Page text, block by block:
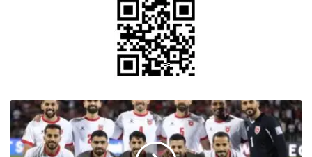
"النشامى"
يواجه
كوريا
الشمالية